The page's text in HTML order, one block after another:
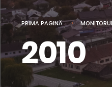
PRIMA PAGINĂ
2010